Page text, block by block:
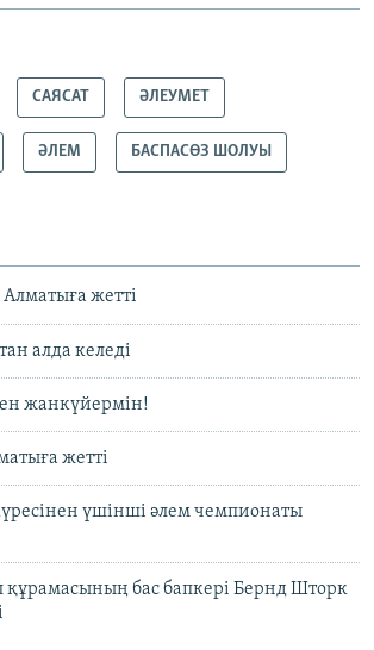
САЯСАТ ӘЛЕУМЕТ
ӘЛЕМ БАСПАСӨЗ ШОЛУЫ
жетті
алда келеді
жанкүйермін!
жетті
үшінші әлем чемпионаты
құрамасының бас бапкері Бернд Шторк